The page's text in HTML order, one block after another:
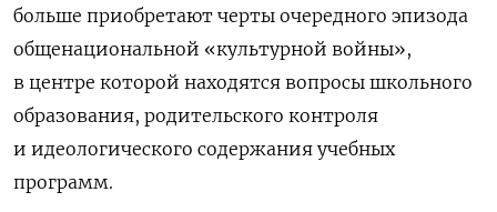
больше приобретают черты очередного эпизода
общенациональной «культурной войны»,
в центре которой находятся вопросы школьного
образования, родительского контроля
и идеологического содержания учебных
программ.